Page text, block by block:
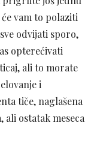
vam to polaziti
odvijati sporo,
opterećivati
ali to morate
i
tiče, naglašena
ostatak meseca